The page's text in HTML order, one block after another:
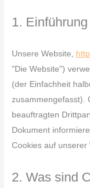
1. Einführung
Unsere Website,
"Die Website")
(der Einfachheit
zusammengefasst).
beauftragten
Dokument
Cookies auf unserer
2. Was sind